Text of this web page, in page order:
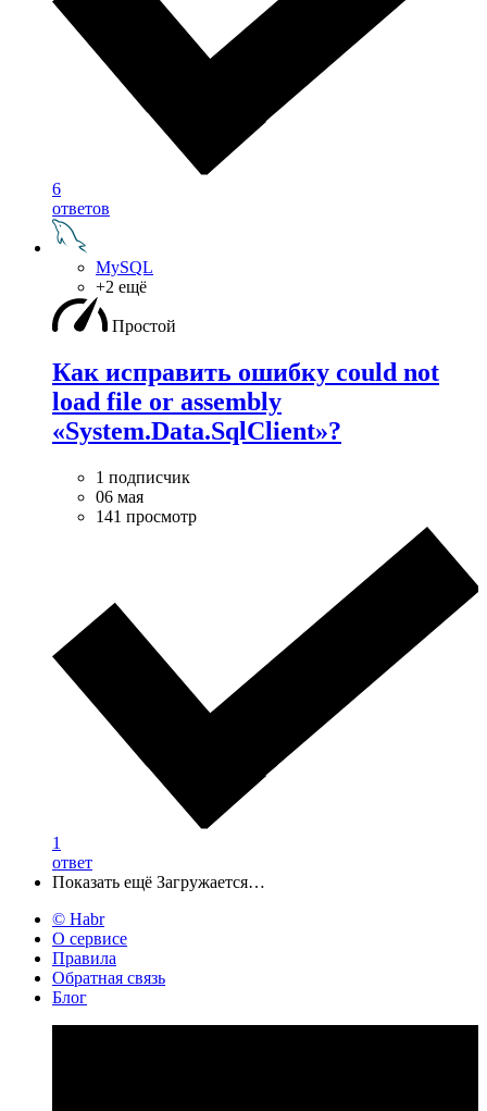
6
ответов
MySQL
+2 ещё
Простой
Как исправить ошибку could not
load file or assembly
«System.Data.SqlClient»?
1 подписчик
06 мая
141 просмотр
1
ответ
Показать ещё Загружается…
© Habr
О сервисе
Правила
Обратная связь
Блог